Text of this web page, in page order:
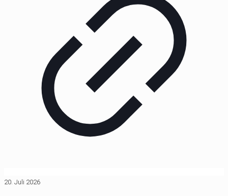
20. Juli 2026